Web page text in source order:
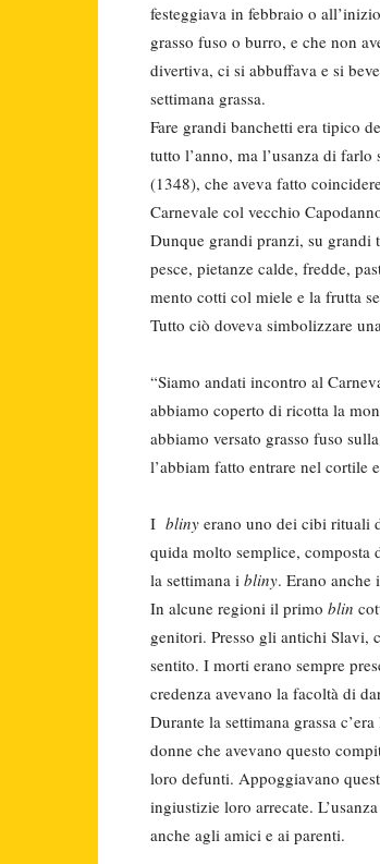
festeggia­va in febbraio o
grasso fuso o burro, e che non
divertiva, ci si abbuffava e si
settimana grassa.
Fare grandi banchetti era tipico
tutto l’anno, ma l’usanza di
(1348), che aveva fatto
Carnevale col vecchio
Dunque grandi pranzi, su grandi
pesce, pietanze calde, fredde,
mento cotti col miele e la frutta
Tutto ciò doveva simbolizzare
“Siamo andati incontro al
abbiamo coperto di ricotta la
abbiamo versato grasso fuso
l’abbiam fatto entrare nel cortile
I bliny erano uno dei cibi rituali
quida molto semplice, composta
la settimana i bliny. Erano
In alcune regioni il primo blin
genitori. Presso gli antichi Slavi,
sentito. I morti erano sempre
credenza ave­vano la facoltà di
Durante la settimana grassa
donne che avevano questo
lo­ro defunti. Appoggiavano
ingiustizie loro arrecate.
anche agli amici e ai parenti.